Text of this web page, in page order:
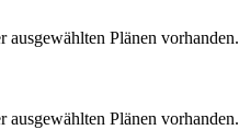
ausgewählten Plänen vorhanden.
ausgewählten Plänen vorhanden.